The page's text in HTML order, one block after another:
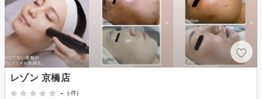
レゾン 京橋店
-
(-件)